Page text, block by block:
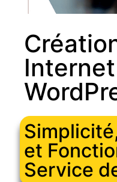
Internet
et
Service